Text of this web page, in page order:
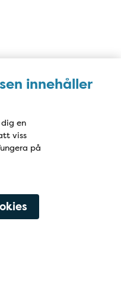
innehåller
en
viss
på